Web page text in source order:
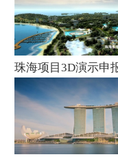
珠海项目3D演示申